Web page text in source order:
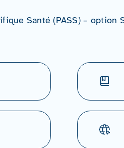
Santé (PASS) –